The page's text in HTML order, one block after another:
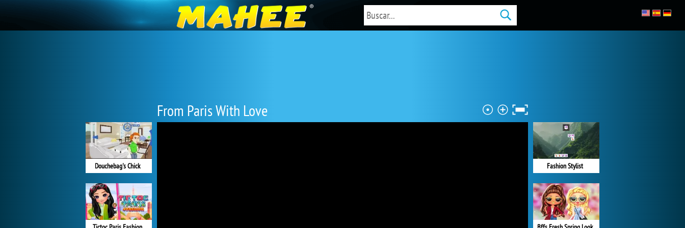
From Paris With Love
Douchebag's Chick Fashion Stylist